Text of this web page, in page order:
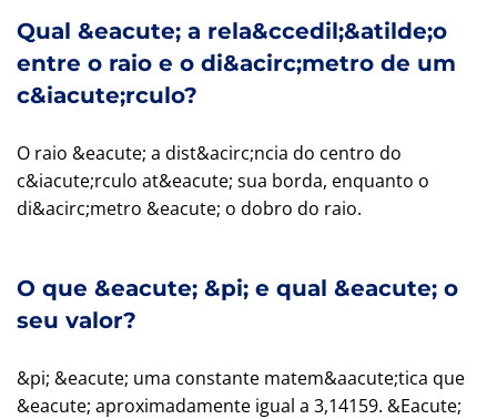
Qual &eacute; a rela&ccedil;&atilde;o
entre o raio e o di&acirc;metro de um
c&iacute;rculo?
O raio &eacute; a dist&acirc;ncia do centro do
c&iacute;rculo at&eacute; sua borda, enquanto o
di&acirc;metro &eacute; o dobro do raio.
O que &eacute; &pi; e qual &eacute; o
seu valor?
&pi; &eacute; uma constante matem&aacute;tica que
&eacute; aproximadamente igual a 3,14159. &Eacute;